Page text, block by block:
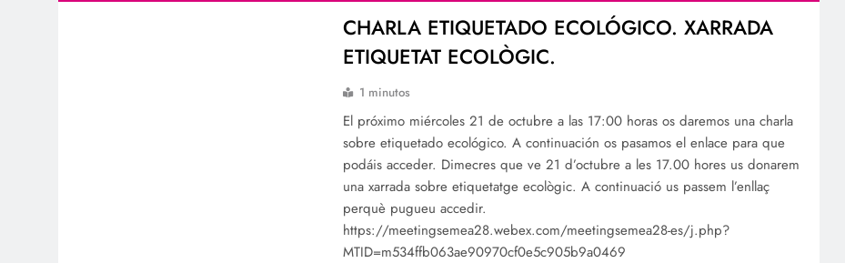
CHARLA ETIQUETADO ECOLÓGICO. XARRADA
ETIQUETAT ECOLÒGIC.
1 minutos
El próximo miércoles 21 de octubre a las 17:00 horas os daremos una charla
sobre etiquetado ecológico. A continuación os pasamos el enlace para que
podáis acceder. Dimecres que ve 21 d’octubre a les 17.00 hores us donarem
una xarrada sobre etiquetatge ecològic. A continuació us passem l’enllaç
perquè pugueu accedir.
https://meetingsemea28.webex.com/meetingsemea28-es/j.php?
MTID=m534ffb063ae90970cf0e5c905b9a0469